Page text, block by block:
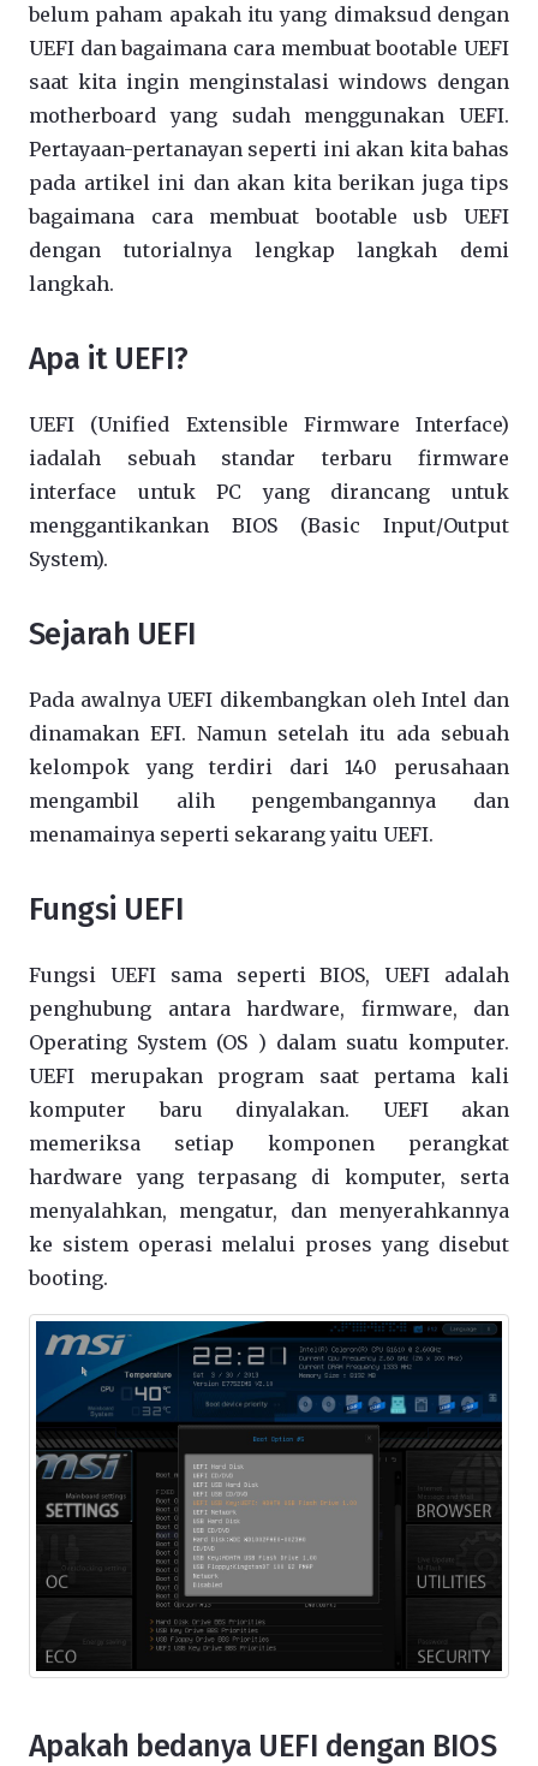
belum paham apakah itu yang dimaksud dengan
UEFI dan bagaimana cara membuat bootable UEFI
saat kita ingin menginstalasi windows dengan
motherboard yang sudah menggunakan UEFI.
Pertayaan-pertanayan seperti ini akan kita bahas
pada artikel ini dan akan kita berikan juga tips
bagaimana cara membuat bootable usb UEFI
dengan tutorialnya lengkap langkah demi
langkah.
Apa it UEFI?
UEFI (Unified Extensible Firmware Interface)
iadalah sebuah standar terbaru firmware
interface untuk PC yang dirancang untuk
menggantikankan BIOS (Basic Input/Output
System).
Sejarah UEFI
Pada awalnya UEFI dikembangkan oleh Intel dan
dinamakan EFI. Namun setelah itu ada sebuah
kelompok yang terdiri dari 140 perusahaan
mengambil alih pengembangannya dan
menamainya seperti sekarang yaitu UEFI.
Fungsi UEFI
Fungsi UEFI sama seperti BIOS, UEFI adalah
penghubung antara hardware, firmware, dan
Operating System (OS ) dalam suatu komputer.
UEFI merupakan program saat pertama kali
komputer baru dinyalakan. UEFI akan
memeriksa setiap komponen perangkat
hardware yang terpasang di komputer, serta
menyalahkan, mengatur, dan menyerahkannya
ke sistem operasi melalui proses yang disebut
booting.
Apakah bedanya UEFI dengan BIOS